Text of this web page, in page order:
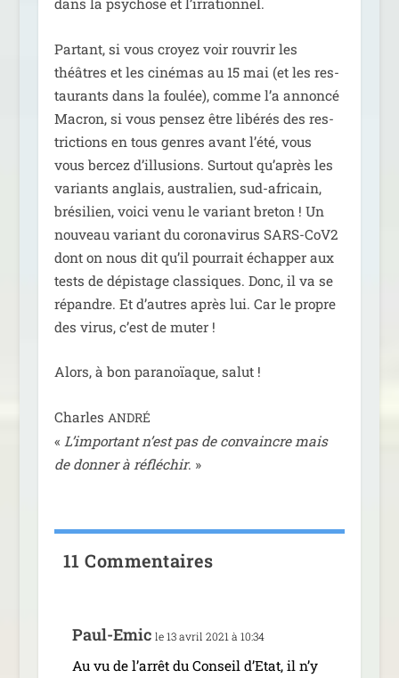
dans la psy­chose et l’irrationnel.
Partant, si vous croyez voir rou­vrir les
théâtres et les ciné­mas au 15 mai (et les res­
tau­rants dans la fou­lée), comme l’a annon­cé
Macron, si vous pen­sez être libé­rés des res­
tric­tions en tous genres avant l’été, vous
vous ber­cez d’illusions. Surtout qu’après les
variants anglais, aus­tra­lien, sud-afri­cain,
bré­si­lien, voi­ci venu le variant bre­ton ! Un
nou­veau variant du coro­na­vi­rus SARS-CoV2
dont on nous dit qu’il pour­rait échap­per aux
tests de dépis­tage clas­siques. Donc, il va se
répandre. Et d’autres après lui. Car le propre
des virus, c’est de muter !
Alors, à bon para­noïaque, salut !
Charles ANDRÉ
« L’important n’est pas de convaincre mais
de don­ner à réflé­chir. »
11 Commentaires
Paul-Emic le 13 avril 2021 à 10:34
Au vu de l’ar­rêt du Conseil d’Etat, il n’y